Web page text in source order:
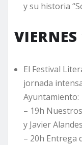
y su historia
VIERNES
El Festival
jornada
Ayuntamiento:
– 19h
y Javier Alandes
– 20h Entrega